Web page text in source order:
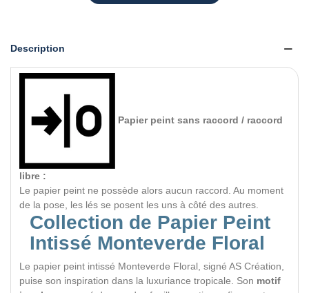
Description
Papier peint sans raccord / raccord
libre :
Le papier peint ne possède alors aucun raccord. Au moment
de la pose, les lés se posent les uns à côté des autres.
Collection de Papier Peint
Intissé Monteverde Floral
Le papier peint intissé Monteverde Floral, signé AS Création,
puise son inspiration dans la luxuriance tropicale. Son motif